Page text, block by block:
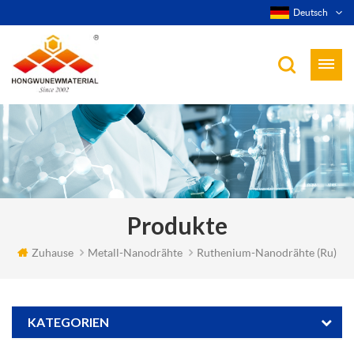
Deutsch
Produkte
Zuhause Metall-Nanodrähte Ruthenium-Nanodrähte (ru)
KATEGORIEN